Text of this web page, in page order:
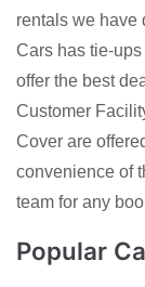
rentals we have
Cars has tie-
offer the best
Customer
Cover are
convenience of
team for any
Popular